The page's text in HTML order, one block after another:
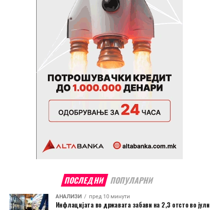
ПОСЛЕДНИ ПОПУЛАРНИ
АНАЛИЗИ пред 10 минути
Инфлацијата во државата забави на 2,3 отсто во јули